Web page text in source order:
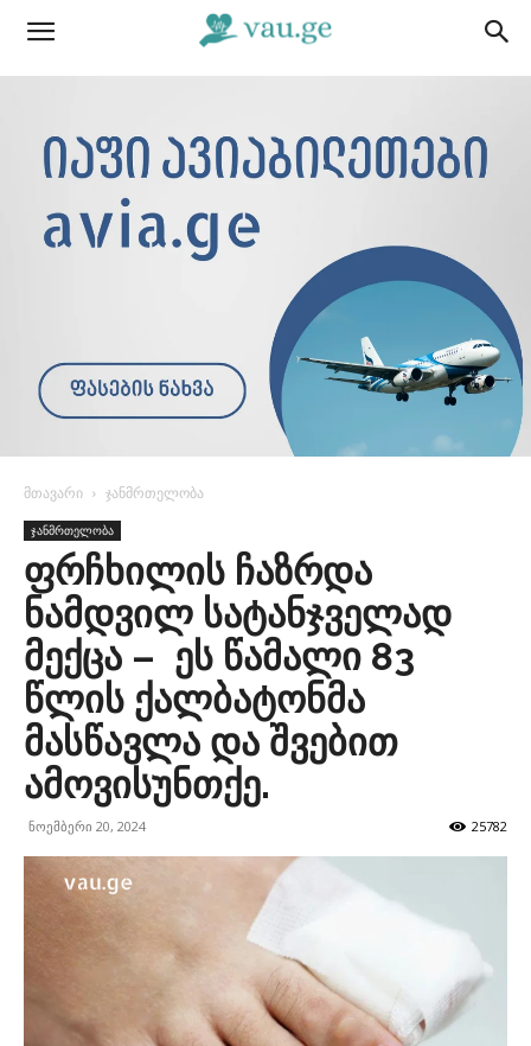
მთავარი ჯანმრთელობა
ჯანმრთელობა
ფრჩხილის ჩაზრდა
ნამდვილ სატანჯველად
მექცა – ეს წამალი 83
წლის ქალბატონმა
მასწავლა და შვებით
ამოვისუნთქე.
ნოემბერი 20, 2024 25782